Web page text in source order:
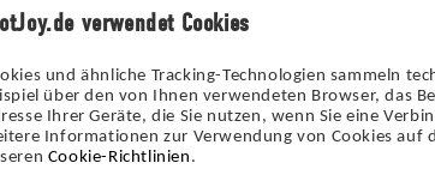
verwendet Cookies
und ähnliche Tracking-Technologien sammeln
über den von Ihnen verwendeten Browser, das
Ihrer Geräte, die Sie nutzen, wenn Sie eine
Informationen zur Verwendung von Cookies auf
Cookie-Richtlinien .
vor 7
phillip
Verifizierter Käufer